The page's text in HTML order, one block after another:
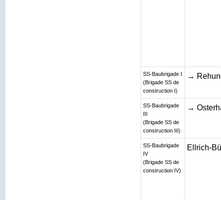
SS-Baubrigade I
(Brigade SS de
construction I)
→
SS-Baubrigade
III
(Brigade SS de
construction III)
→
SS-Baubrigade
IV
(Brigade SS de
construction IV)
Ellrich-